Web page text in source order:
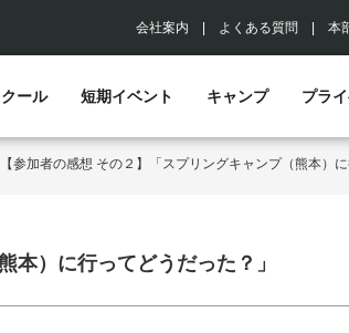
会社案内 よくある質問 本
ール 短期イベント キャンプ プラ
【参加者の感想 その２】「スプリングキャンプ（熊本）
本）に行ってどうだった？」